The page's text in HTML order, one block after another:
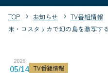
TOP お知らせ TV番組情報
米・コスタリカで幻の鳥を激写す
2026
05/14 TV番組情報